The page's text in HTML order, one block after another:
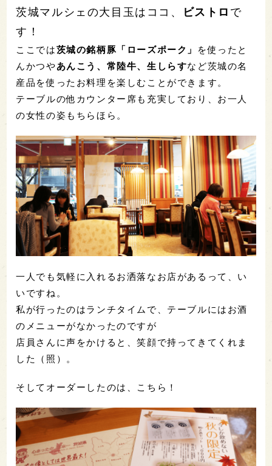
茨城マルシェの大目玉はココ、 ビストロ で
す！
ここでは茨城の銘柄豚「ローズポーク」
を使ったと
んかつやあんこう、常陸牛、生しらすなど茨城の名
産品を使ったお料理を楽しむことができます。
テーブルの他カウンター席も充実しており、お一人
の女性の姿もちらほら。
一人でも気軽に入れるお洒落なお店があるって、い
いですね。
私が行ったのはランチタイムで、テーブルにはお酒
のメニューがなかったのですが
店員さんに声をかけると、笑顔で持ってきてくれま
した（照）。
そしてオーダーしたのは、こちら！